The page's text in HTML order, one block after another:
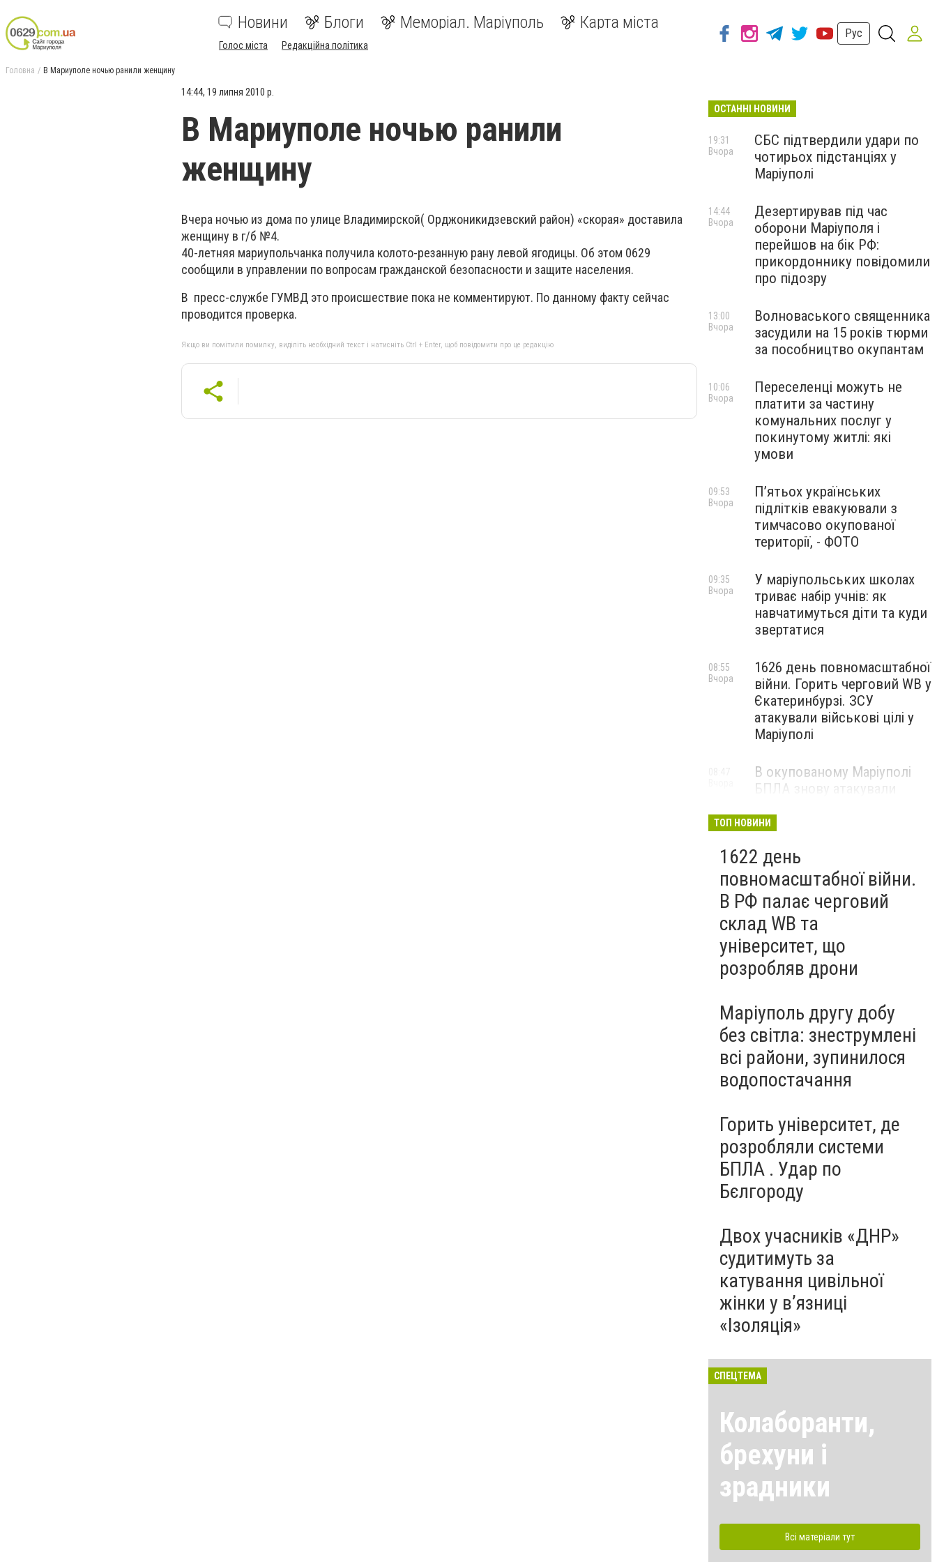
Новини Блоги Меморіал. Маріуполь Карта міста
Голос міста Редакційна політика
Рус
Головна В Мариуполе ночью ранили женщину
14:44, 19 липня 2010 р.
В Мариуполе ночью ранили
женщину
Вчера ночью из дома по улице Владимирской( Орджоникидзевский район) «скорая» доставила
женщину в г/б №4.
40-летняя мариупольчанка получила колото-резанную рану левой ягодицы. Об этом 0629
сообщили в управлении по вопросам гражданской безопасности и защите населения.
В пресс-службе ГУМВД это происшествие пока не комментируют. По данному факту сейчас
проводится проверка.
Якщо ви помітили помилку, виділіть необхідний текст і натисніть Ctrl + Enter, щоб повідомити про це редакцію
ОСТАННІ НОВИНИ
СБС підтвердили удари по
чотирьох підстанціях у
Маріуполі
19:31
Вчора
Дезертирував під час
оборони Маріуполя і
перейшов на бік РФ:
прикордоннику повідомили
про підозру
14:44
Вчора
Волноваського священника
засудили на 15 років тюрми
за пособництво окупантам
13:00
Вчора
Переселенці можуть не
платити за частину
комунальних послуг у
покинутому житлі: які
умови
10:06
Вчора
П’ятьох українських
підлітків евакуювали з
тимчасово окупованої
території, - ФОТО
09:53
Вчора
У маріупольських школах
триває набір учнів: як
навчатимуться діти та куди
звертатися
09:35
Вчора
1626 день повномасштабної
війни. Горить черговий WB у
Єкатеринбурзі. ЗСУ
атакували військові цілі у
Маріуполі
08:55
Вчора
В окупованому Маріуполі
БПЛА знову атакували
— ВІДЕО
ТОП НОВИНИ
1622 день
повномасштабної війни.
В РФ палає черговий
склад WB та
університет, що
розробляв дрони
Маріуполь другу добу
без світла: знеструмлені
всі райони, зупинилося
водопостачання
Горить університет, де
розробляли системи
БПЛА . Удар по
Бєлгороду
Двох учасників «ДНР»
судитимуть за
катування цивільної
жінки у в’язниці
«Ізоляція»
СПЕЦТЕМА
Колаборанти,
брехуни і
зрадники
Всі матеріали тут